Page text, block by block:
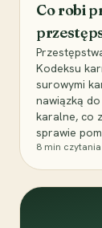
Co robi
Kodeksu
surowymi
nawiązką do
karalne, co
sprawie
8 min czytania